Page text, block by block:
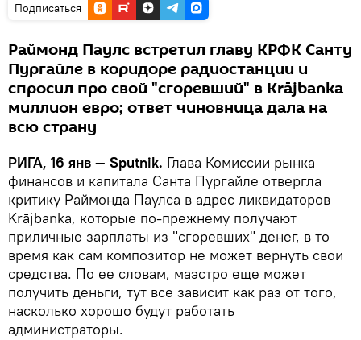
Подписаться
Раймонд Паулс встретил главу КРФК Санту
Пургайле в коридоре радиостанции и
спросил про свой "сгоревший" в Krājbanka
миллион евро; ответ чиновница дала на
всю страну
РИГА, 16 янв — Sputnik. Глава Комиссии рынка
финансов и капитала Санта Пургайле отвергла
критику Раймонда Паулса в адрес ликвидаторов
Krājbanka, которые по-прежнему получают
приличные зарплаты из "сгоревших" денег, в то
время как сам композитор не может вернуть свои
средства. По ее словам, маэстро еще может
получить деньги, тут все зависит как раз от того,
насколько хорошо будут работать
администраторы.